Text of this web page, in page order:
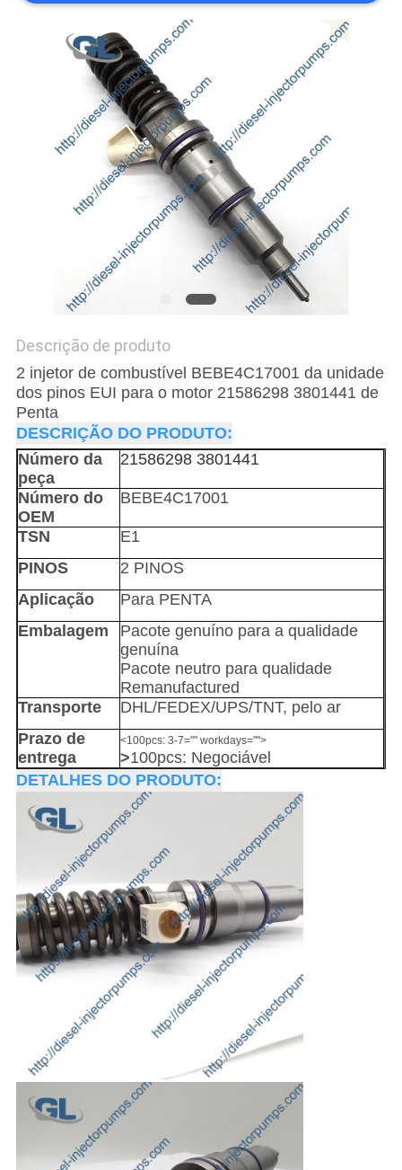
MAPA
POLÍTICA
PRIVACIDADE
Descrição de produto
2 injetor de combustível BEBE4C17001 da unidade
dos pinos EUI para o motor 21586298 3801441 de
Penta
DESCRIÇÃO DO PRODUTO:
Número da
peça
21586298 3801441
Número do
OEM
BEBE4C17001
TSN
E1
PINOS
2 PINOS
Aplicação
Para PENTA
Embalagem
Pacote genuíno para a qualidade
genuína
Pacote neutro para qualidade
Remanufactured
Transporte
DHL/FEDEX/UPS/TNT, pelo ar
Prazo de
entrega
<100pcs: 3-7="" workdays="">
>100pcs: Negociável
DETALHES DO PRODUTO: